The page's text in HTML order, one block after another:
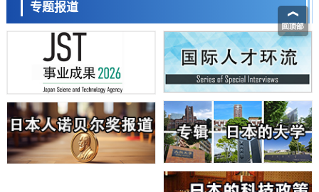
立教大学在试管内构建长链人工基因组DNA自我复制系统，有望实现携
带大量基因的人工细胞
日本科研费增设国际共同研究强化新类别，促进青年研究人员赴海外开
经济・社会
铁道综研新任理事长芦谷公稔：依托超导和防灾等核心优势服务社会
科学研究
东京大学通过叶绿体基因组编辑技术强化碳固定酶，成功提高光合作用
能力与生产力
科学研究
藤田医科大学等成功鉴定出非结核分枝杆菌生存的必需基因，首次揭示
专题报道